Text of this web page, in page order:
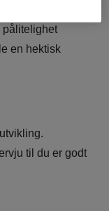
pålitelighet
en hektisk
til du er godt